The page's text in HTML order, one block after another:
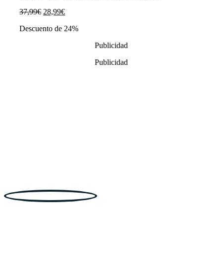
37,99€ El
original
28,99€El
actual
Descuento de 24%
Publicidad
Publicidad